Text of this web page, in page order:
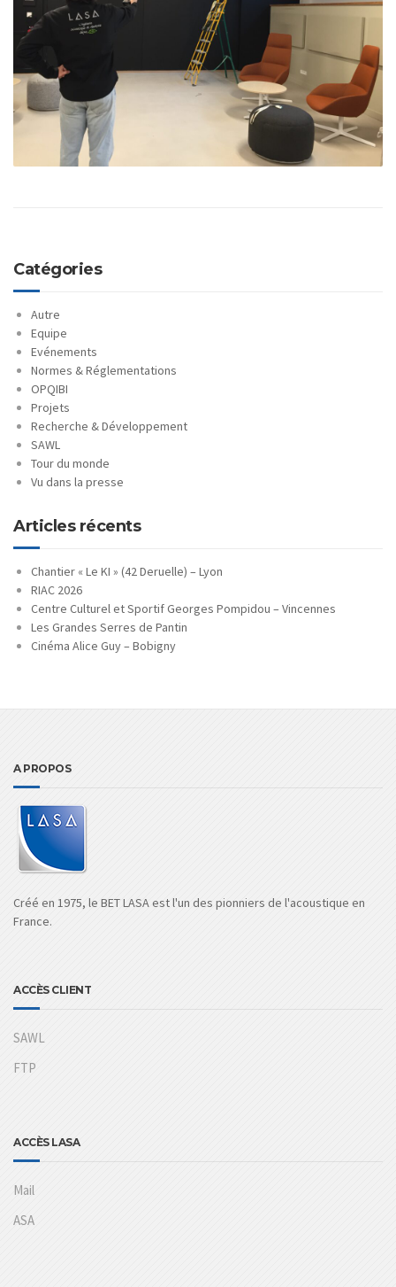
Catégories
Autre
Equipe
Evénements
Normes & Réglementations
OPQIBI
Projets
Recherche & Développement
SAWL
Tour du monde
Vu dans la presse
Articles récents
Chantier « Le KI » (42 Deruelle) – Lyon
RIAC 2026
Centre Culturel et Sportif Georges Pompidou – Vincennes
Les Grandes Serres de Pantin
Cinéma Alice Guy – Bobigny
A PROPOS
Créé en 1975, le BET LASA est l'un des pionniers de l'acoustique en
France.
ACCÈS CLIENT
SAWL
FTP
ACCÈS LASA
Mail
ASA